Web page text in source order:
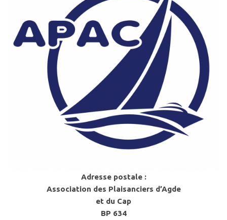
Adresse postale :
Association des Plaisanciers d’Agde
et du Cap
BP 634